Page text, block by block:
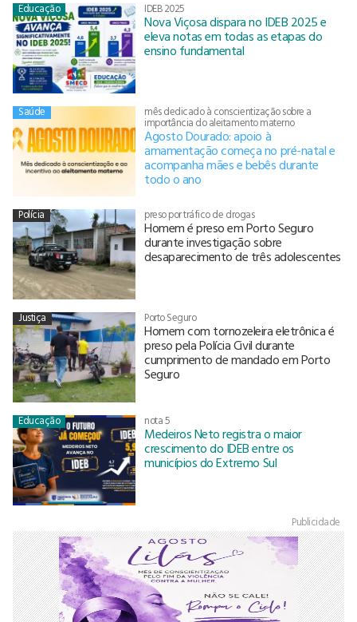
Educação IDEB 2025
Nova Viçosa dispara no IDEB 2025 e
eleva notas em todas as etapas do
ensino fundamental
Saúde mês dedicado à conscientização sobre a
importância do aleitamento materno
Agosto Dourado: apoio à
amamentação começa no pré-natal e
acompanha mães e bebês durante
todo o ano
Polícia preso por tráfico de drogas
Homem é preso em Porto Seguro
durante investigação sobre
desaparecimento de três adolescentes
Justiça Porto Seguro
Homem com tornozeleira eletrônica é
preso pela Polícia Civil durante
cumprimento de mandado em Porto
Seguro
Educação nota 5
Medeiros Neto registra o maior
crescimento do IDEB entre os
municípios do Extremo Sul
Publicidade